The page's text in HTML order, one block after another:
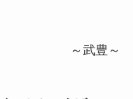
～武豊～